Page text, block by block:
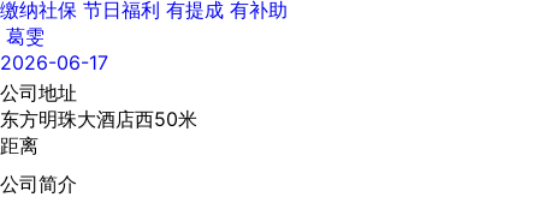
缴纳社保 节日福利 有提成 有补助
葛雯
2026-06-17
公司地址
东方明珠大酒店西50米
距离
公司简介